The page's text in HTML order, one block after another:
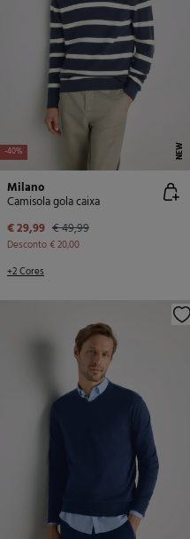
-40% NEW
Milano
Camisola gola caixa
€ 29,99 € 49,99
Desconto€ 20,00
+2 Cores